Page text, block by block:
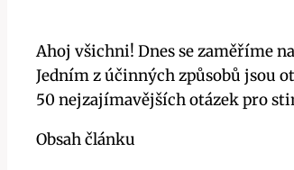
Ahoj všichni! Dnes se zaměříme
Jedním z účinných způsobů jsou
50 nejzajímavějších otázek pro
Obsah článku